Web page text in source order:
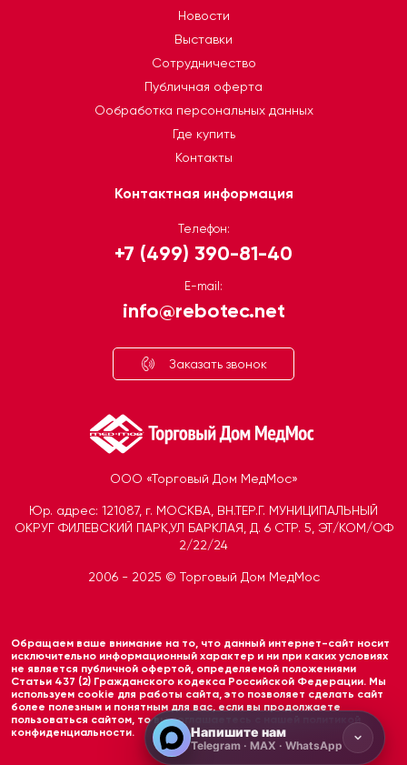
ООО «Торговый Дом МедМос»
Юр. адрес: 121087, г. МОСКВА, ВН.ТЕР.Г. МУНИЦИПАЛЬНЫЙ
ОКРУГ ФИЛЕВСКИЙ ПАРК,УЛ БАРКЛАЯ, Д. 6 СТР. 5, ЭТ/КОМ/ОФ
2/22/24
2006 - 2025 © Торговый Дом МедМос
Новости
Выставки
Сотрудничество
Публичная оферта
Ообработка персональных данных
Где купить
Контакты
Контактная информация
Телефон:
+7 (499) 390-81-40
E-mail:
info@rebotec.net
Заказать звонок
Обращаем ваше внимание на то, что данный интернет-сайт носит
исключительно информационный характер и ни при каких условиях
не является публичной офертой, определяемой положениями
Статьи 437 (2) Гражданского кодекса Российской Федерации. Мы
используем cookie для работы сайта, это позволяет сделать сайт
более полезным и понятным для вас, если вы продолжаете
пользоваться сайтом, то вы соглашаетесь с нашей политикой
конфиденциальности.
Напишите нам
Telegram · MAX · WhatsApp
Telegram
MAX
Открыть чат